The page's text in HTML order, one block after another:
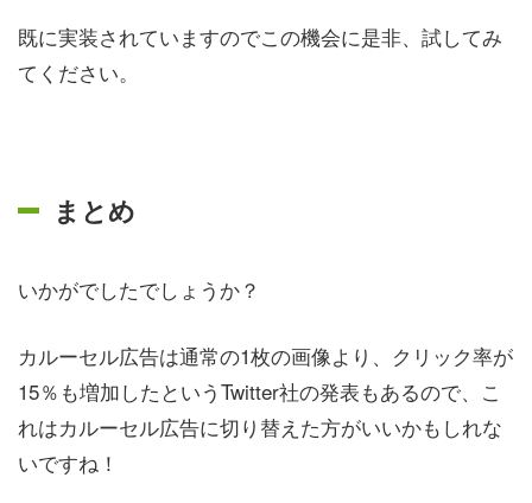
既に実装されていますのでこの機会に是非、試してみ
てください。
まとめ
いかがでしたでしょうか？
カルーセル広告は通常の1枚の画像より、クリック率が
15％も増加したというTwitter社の発表もあるので、こ
れはカルーセル広告に切り替えた方がいいかもしれな
いですね！